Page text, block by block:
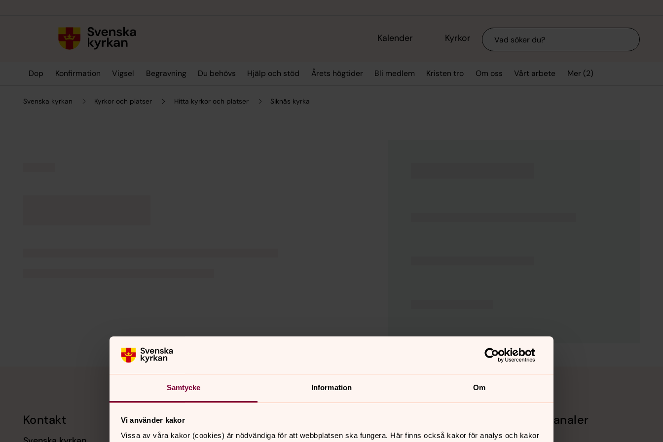
Samtycke Information Om
Vi använder kakor
Vissa av våra kakor (cookies) är nödvändiga för att webbplatsen ska fungera. Här finns också kakor för analys och kakor
Kalender Kyrkor Sök
Dop Konfirmation Vigsel Begravning Du behövs Hjälp och stöd Årets högtider Bli medlem Kristen tro Om oss Vårt arbete Mer (2)
Svenska kyrkan Kyrkor och platser Hitta kyrkor och platser Siknäs kyrka
Kontakt Kalender Sociala kanaler